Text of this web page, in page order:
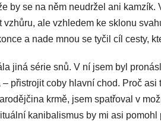
by se na něm neudržel ani
ale vzhledem ke sklonu
a nade mnou se tyčil cíl cesty,
jiná série snů. V ní jsem byl
přistrojit coby hlavní chod. Proč
krmě, jsem spatřoval v
kanibalismus by mi asi